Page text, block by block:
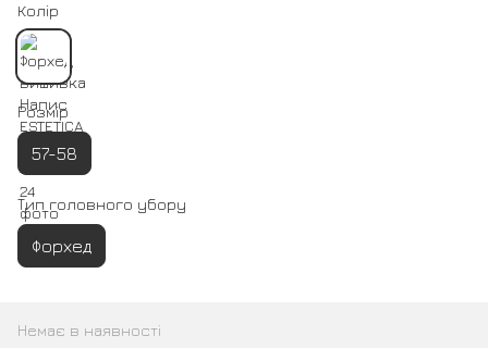
Колір
Розмір
57-58
Тип головного убору
Форхед
Немає в наявності